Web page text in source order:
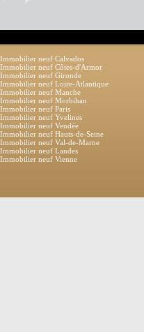
Immobilier neuf Calvados
Immobilier neuf Côtes-d'Armor
Immobilier neuf Gironde
Immobilier neuf Loire-Atlantique
Immobilier neuf Manche
Immobilier neuf Morbihan
Immobilier neuf Paris
Immobilier neuf Yvelines
Immobilier neuf Vendée
Immobilier neuf Hauts-de-Seine
Immobilier neuf Val-de-Marne
Immobilier neuf Landes
Immobilier neuf Vienne